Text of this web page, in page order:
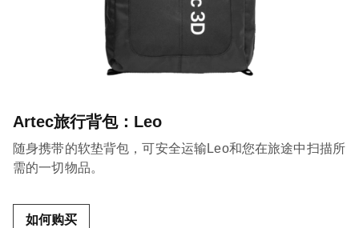
Artec旅行背包：Leo
随身携带的软垫背包，可安全运输Leo和您在旅途中扫描所
需的一切物品。
如何购买